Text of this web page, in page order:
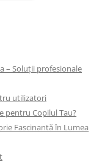
– Soluții profesionale
utilizatori
pentru Copilul Tau?
Fascinantă în Lumea